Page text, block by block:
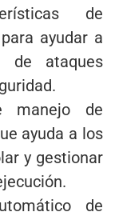
de
ayudar a
de ataques
manejo de
ayuda a los
y gestionar
de